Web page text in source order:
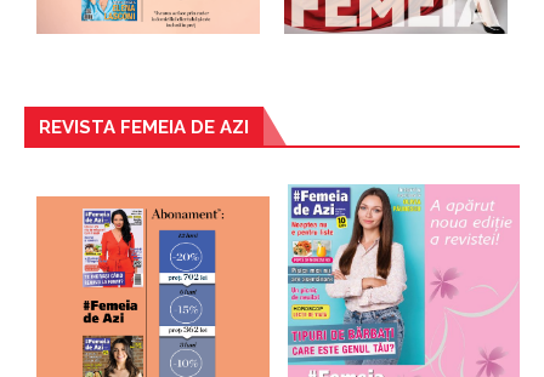
REVISTA FEMEIA DE AZI